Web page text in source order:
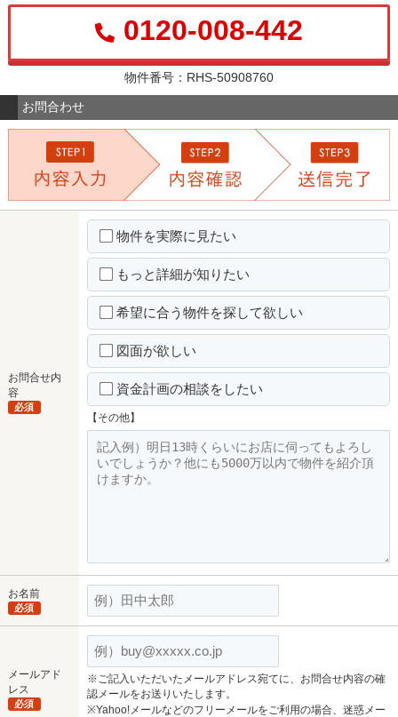
0120-008-442
物件番号：RHS-50908760
お問合わせ
お問合せ内
容
必須
物件を実際に見たい
もっと詳細が知りたい
希望に合う物件を探して欲しい
図面が欲しい
資金計画の相談をしたい
【その他】
お名前
必須
メールアド
レス
必須
※ご記入いただいたメールアドレス宛てに、お問合せ内容の確
認メールをお送りいたします。
※Yahoo!メールなどのフリーメールをご利用の場合、迷惑メー